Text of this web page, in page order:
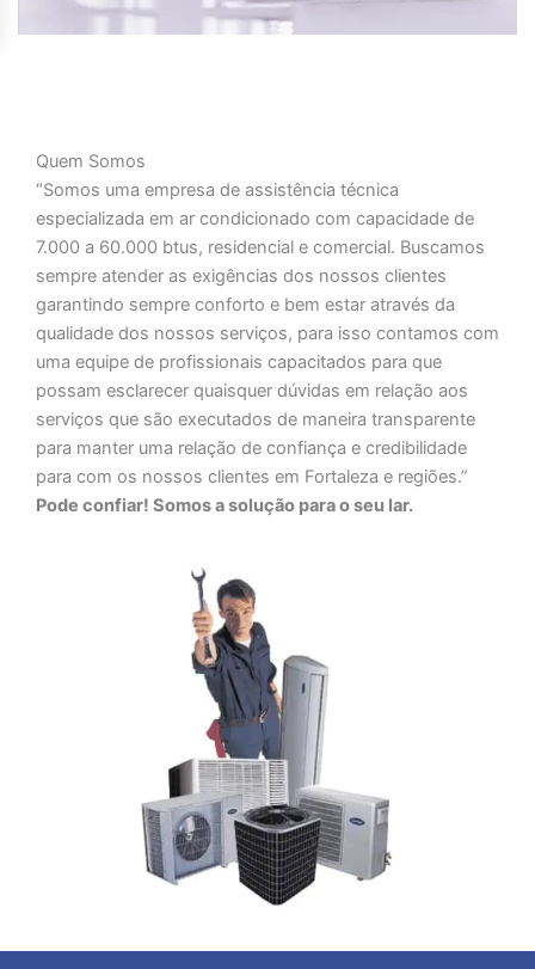
Quem Somos
“Somos uma empresa de assistência técnica
especializada em ar condicionado com capacidade de
7.000 a 60.000 btus, residencial e comercial. Buscamos
sempre atender as exigências dos nossos clientes
garantindo sempre conforto e bem estar através da
qualidade dos nossos serviços, para isso contamos com
uma equipe de profissionais capacitados para que
possam esclarecer quaisquer dúvidas em relação aos
serviços que são executados de maneira transparente
para manter uma relação de confiança e credibilidade
para com os nossos clientes em Fortaleza e regiões.”
Pode confiar! Somos a solução para o seu lar.